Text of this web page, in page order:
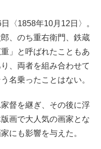
〈1858年10月12日〉。
、のち重右衛門、鉄蔵
」と呼ばれたこともあ
、両者を組み合わせて
名乗ったことはない。
督を継ぎ、その後に浮
画で大人気の画家とな
にも影響を与えた。